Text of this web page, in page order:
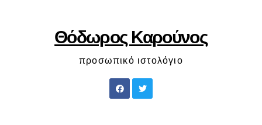
Θόδωρος Καρούνος
προσωπικό ιστολόγιο